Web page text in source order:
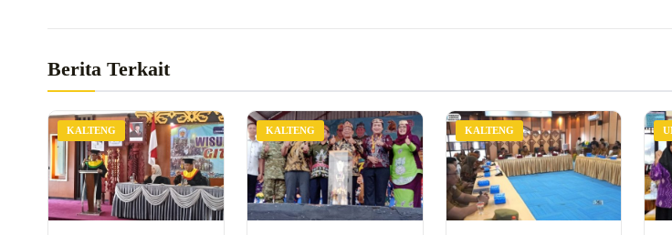
Berita Terkait
KALTENG KALTENG KALTENG